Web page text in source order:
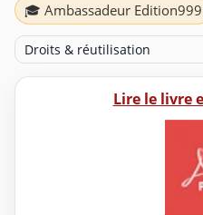
🎓 Ambassadeur Edition999
Droits & réutilisation
Lire le livre